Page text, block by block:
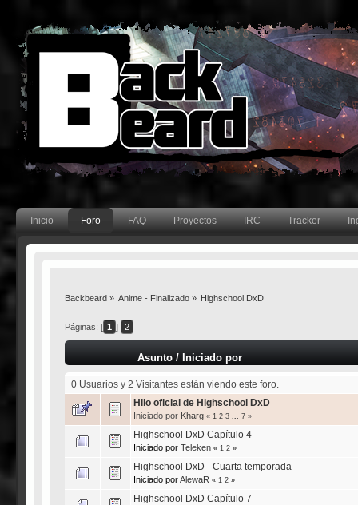
Inicio Foro FAQ Proyectos IRC Tracker
Backbeard» Anime - Finalizado » Highschool DxD
Páginas: [ 1 ] 2
Asunto/ Iniciado por
0 Usuarios y 2 Visitantes están viendo este foro.
Hilo oficial de Highschool DxD
Iniciado por Kharg « 1 2 3 7»
Highschool DxD Capítulo 4
Iniciado por Teleken « 1 2»
Highschool DxD - Cuarta temporada
Iniciado porAlewaR « 1 2»
Highschool DxD Capítulo 7